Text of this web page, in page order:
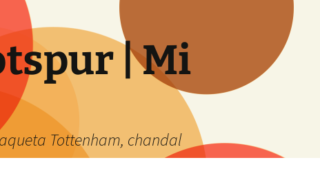
| Mi
Tottenham, chandal